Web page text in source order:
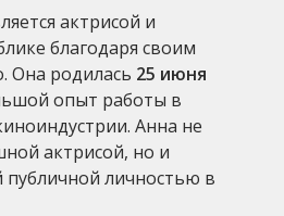
актрисой и
благодаря своим
Она родилась 25 июня
опыт работы в
Анна не
актрисой, но и
личностью в